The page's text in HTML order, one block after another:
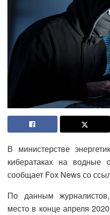
В министерстве
кибератаках на водные
сообщает Fox News со
По данным
место в конце апреля